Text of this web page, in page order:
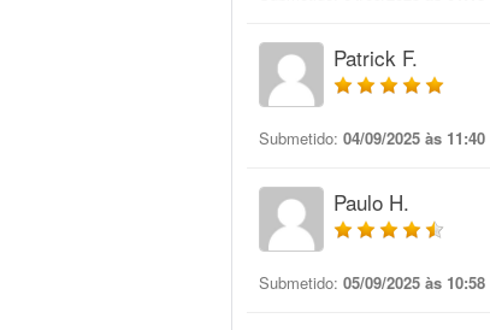
Patrick F.
Submetido: 04/09/2025 às 11:40
Paulo H.
Submetido: 05/09/2025 às 10:58